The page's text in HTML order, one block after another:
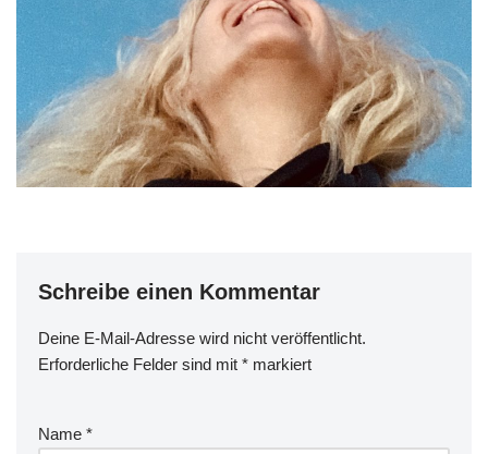
Schreibe einen Kommentar
Deine E-Mail-Adresse wird nicht veröffentlicht.
Erforderliche Felder sind mit * markiert
Name *